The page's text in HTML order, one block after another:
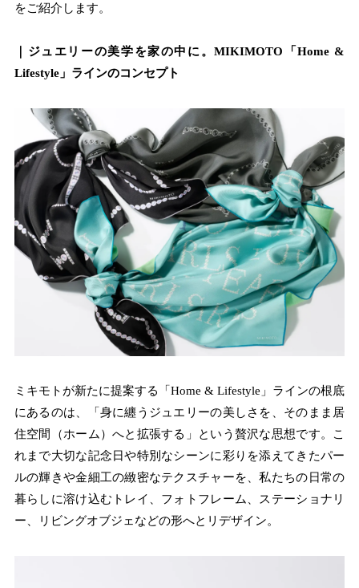
をご紹介します。
｜ジュエリーの美学を家の中に。MIKIMOTO「Home &
Lifestyle」ラインのコンセプト
ミキモトが新たに提案する「Home & Lifestyle」ラインの根底
にあるのは、「身に纏うジュエリーの美しさを、そのまま居
住空間（ホーム）へと拡張する」という贅沢な思想です。こ
れまで大切な記念日や特別なシーンに彩りを添えてきたパー
ルの輝きや金細工の緻密なテクスチャーを、私たちの日常の
暮らしに溶け込むトレイ、フォトフレーム、ステーショナリ
ー、リビングオブジェなどの形へとリデザイン。